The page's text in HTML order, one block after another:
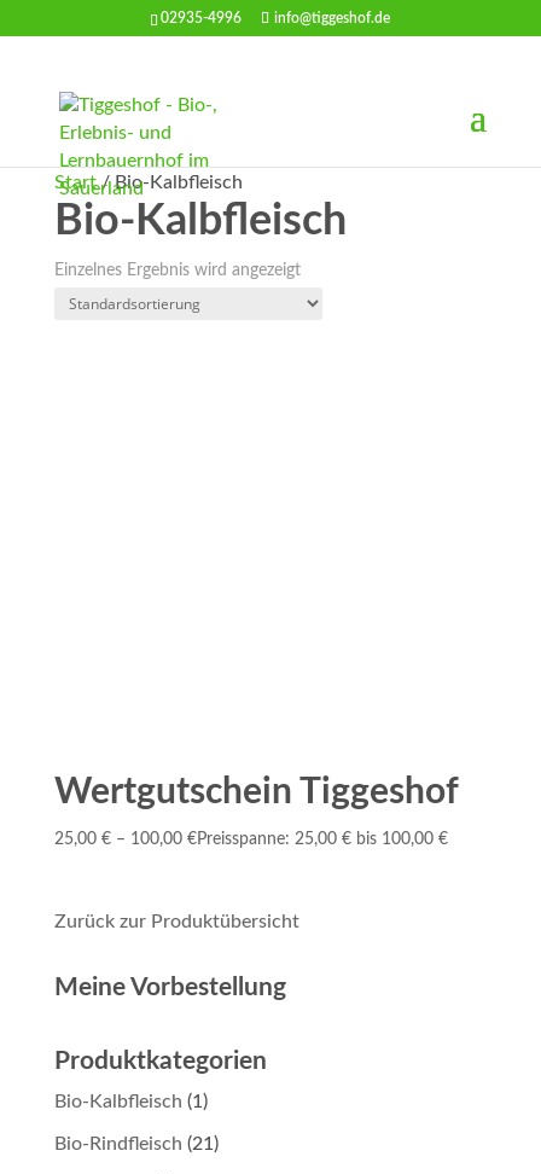
02935-4996 info@tiggeshof.de
Start/ Bio-Kalbfleisch
Bio-Kalbfleisch
Einzelnes Ergebnis wird angezeigt
Wertgutschein Tiggeshof
25,00 € – 100,00 €Preisspanne: 25,00 € bis 100,00 €
Zurück zur Produktübersicht
Meine Vorbestellung
Produktkategorien
Bio-Kalbfleisch (1)
Bio-Rindfleisch (21)